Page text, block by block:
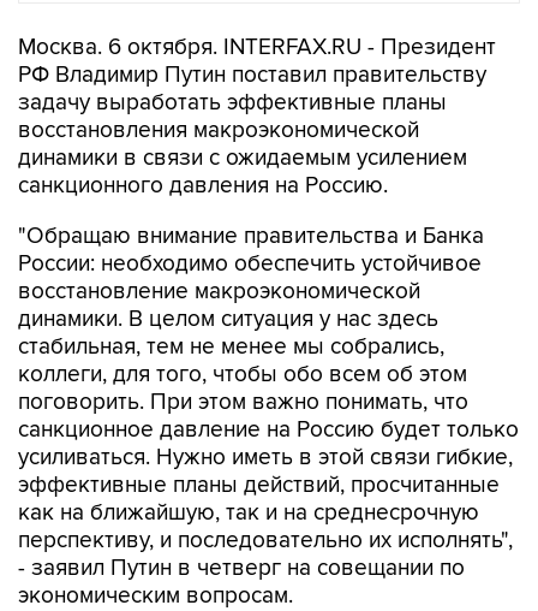
Москва. 6 октября. INTERFAX.RU - Президент
РФ Владимир Путин поставил правительству
задачу выработать эффективные планы
восстановления макроэкономической
динамики в связи с ожидаемым усилением
санкционного давления на Россию.
"Обращаю внимание правительства и Банка
России: необходимо обеспечить устойчивое
восстановление макроэкономической
динамики. В целом ситуация у нас здесь
стабильная, тем не менее мы собрались,
коллеги, для того, чтобы обо всем об этом
поговорить. При этом важно понимать, что
санкционное давление на Россию будет только
усиливаться. Нужно иметь в этой связи гибкие,
эффективные планы действий, просчитанные
как на ближайшую, так и на среднесрочную
перспективу, и последовательно их исполнять",
- заявил Путин в четверг на совещании по
экономическим вопросам.